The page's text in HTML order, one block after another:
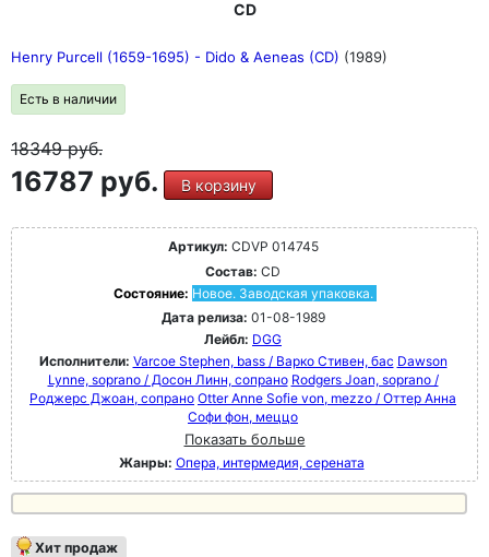
CD
Henry Purcell (1659-1695) - Dido & Aeneas (CD) (1989)
Есть в наличии
18349руб.
16787 руб. В корзину
Артикул: CDVP 014745
Состав: CD
Состояние: Новое. Заводская упаковка.
Дата релиза: 01-08-1989
Лейбл: DGG
Исполнители: Varcoe Stephen, bass / Варко Стивен, бас Dawson
Lynne, soprano / Досон Линн, сопрано Rodgers Joan, soprano /
Роджерс Джоан, сопрано Otter Anne Sofie von, mezzo / Оттер Анна
Софи фон, меццо
Показать больше
Жанры: Опера, интермедия, серената
Хит продаж